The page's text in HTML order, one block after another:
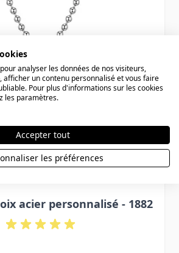
acier personnalisé - 1882
analyser les données de nos visiteurs,
un contenu personnalisé et vous faire
Pour plus d'informations sur les cookies
les paramètres.
Accepter tout
les préférences